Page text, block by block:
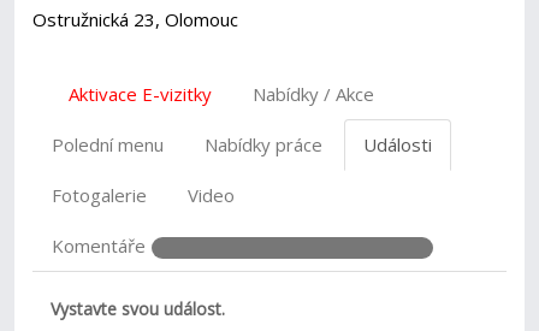
Ostružnická 23, Olomouc
Aktivace E-vizitky Nabídky / Akce
Polední menu Nabídky práce Události
Fotogalerie Video
Komentáře
Vystavte svou událost.